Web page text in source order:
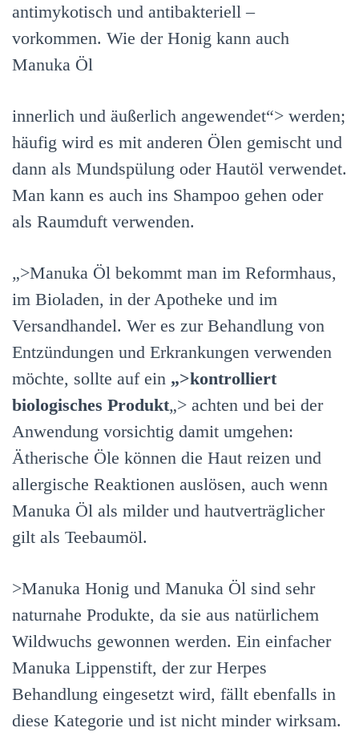
antimykotisch und antibakteriell –
vorkommen. Wie der Honig kann auch
Manuka Öl
innerlich und äußerlich angewendet“> werden;
häufig wird es mit anderen Ölen gemischt und
dann als Mundspülung oder Hautöl verwendet.
Man kann es auch ins Shampoo gehen oder
als Raumduft verwenden.
„>Manuka Öl bekommt man im Reformhaus,
im Bioladen, in der Apotheke und im
Versandhandel. Wer es zur Behandlung von
Entzündungen und Erkrankungen verwenden
möchte, sollte auf ein „>kontrolliert
biologisches Produkt„> achten und bei der
Anwendung vorsichtig damit umgehen:
Ätherische Öle können die Haut reizen und
allergische Reaktionen auslösen, auch wenn
Manuka Öl als milder und hautverträglicher
gilt als Teebaumöl.
>Manuka Honig und Manuka Öl sind sehr
naturnahe Produkte, da sie aus natürlichem
Wildwuchs gewonnen werden. Ein einfacher
Manuka Lippenstift, der zur Herpes
Behandlung eingesetzt wird, fällt ebenfalls in
diese Kategorie und ist nicht minder wirksam.